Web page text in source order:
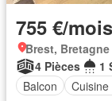
755 €/mois
Brest, Bretagne
4 Pièces
1
Balcon